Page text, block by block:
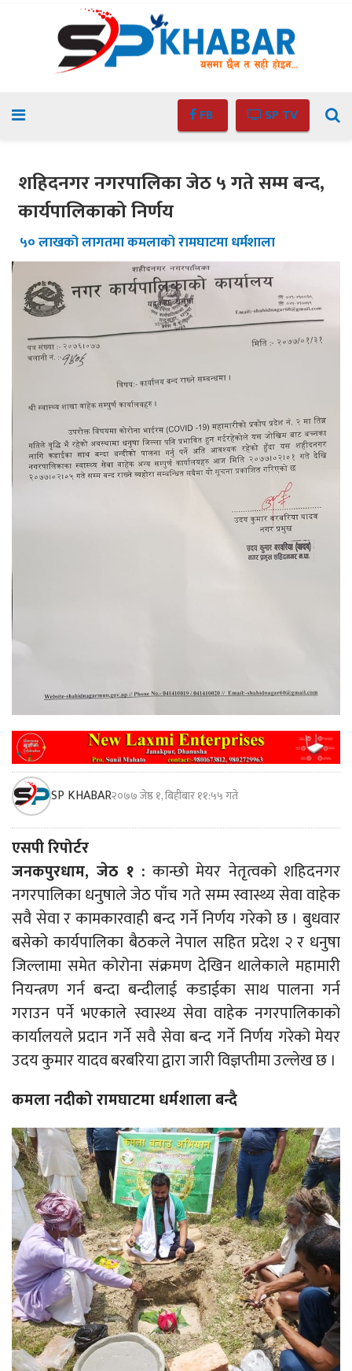
FB SP TV
शहिदनगर नगरपालिका जेठ ५ गते सम्म बन्द,
कार्यपालिकाको निर्णय
५० लाखको लागतमा कमलाको रामघाटमा धर्मशाला
SP KHABAR२०७७ जेष्ठ १, बिहीबार ११:५५ गते
एसपी रिपोर्टर
जनकपुरधाम, जेठ १ : कान्छो मेयर नेतृत्वको शहिदनगर
नगरपालिका धनुषाले जेठ पाँच गते सम्म स्वास्थ्य सेवा वाहेक
सवै सेवा र कामकारवाही बन्द गर्ने निर्णय गरेको छ । बुधवार
बसेको कार्यपालिका बैठकले नेपाल सहित प्रदेश २ र धनुषा
जिल्लामा समेत कोरोना संक्रमण देखिन थालेकाले महामारी
नियन्त्रण गर्न बन्दा बन्दीलाई कडाईका साथ पालना गर्न
गराउन पर्ने भएकाले स्वास्थ्य सेवा वाहेक नगरपालिकाको
कार्यालयले प्रदान गर्ने सवै सेवा बन्द गर्ने निर्णय गरेको मेयर
उदय कुमार यादव बरबरिया द्वारा जारी विज्ञप्तीमा उल्लेख छ ।
कमला नदीको रामघाटमा धर्मशाला बन्दै